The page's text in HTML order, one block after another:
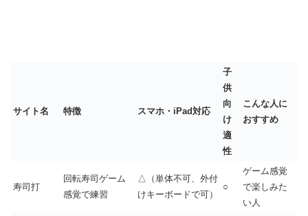
サイト名 特徴 スマホ・iPad対応
子
供
向
け
適
性
こんな人に
おすすめ
寿司打
回転寿司ゲーム
感覚で練習
△（単体不可、外付
けキーボードで可）
○
ゲーム感覚
で楽しみた
い人